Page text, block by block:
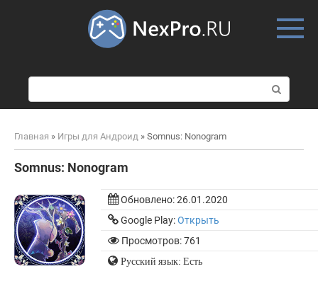
о
и
к
Главная » Игры для Андроид » Somnus: Nonogram
Somnus: Nonogram
Обновлено:26.01.2020
Google Play:Открыть
Просмотров: 761
Русский язык: Есть